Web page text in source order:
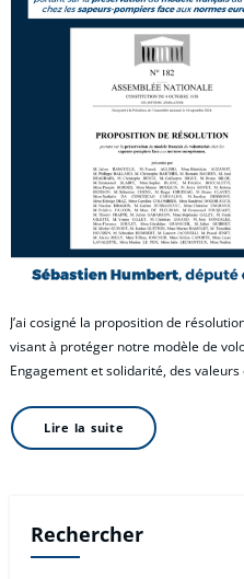
J’ai cosigné la proposition de
visant à protéger notre modèle de
Engagement et solidarité, des
Lire la suite
Rechercher